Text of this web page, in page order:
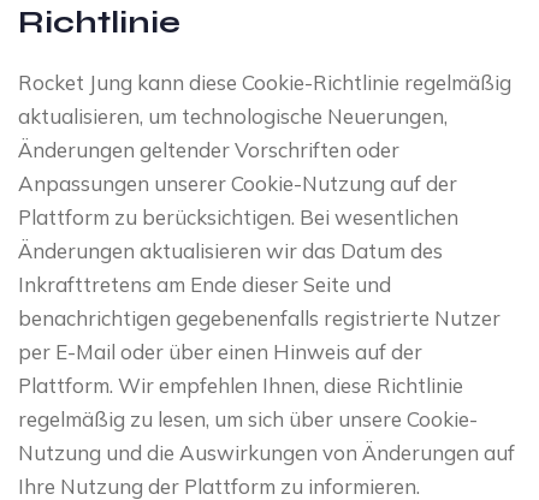
Richtlinie
Rocket Jung kann diese Cookie-Richtlinie regelmäßig
aktualisieren, um technologische Neuerungen,
Änderungen geltender Vorschriften oder
Anpassungen unserer Cookie-Nutzung auf der
Plattform zu berücksichtigen. Bei wesentlichen
Änderungen aktualisieren wir das Datum des
Inkrafttretens am Ende dieser Seite und
benachrichtigen gegebenenfalls registrierte Nutzer
per E-Mail oder über einen Hinweis auf der
Plattform. Wir empfehlen Ihnen, diese Richtlinie
regelmäßig zu lesen, um sich über unsere Cookie-
Nutzung und die Auswirkungen von Änderungen auf
Ihre Nutzung der Plattform zu informieren.